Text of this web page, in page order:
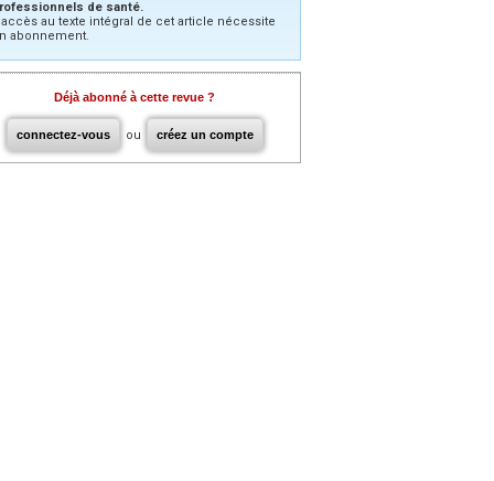
de santé.
au texte intégral de cet article nécessite
abonnement.
Déjà abonné à cette revue ?
connectez-vous ou créez un compte